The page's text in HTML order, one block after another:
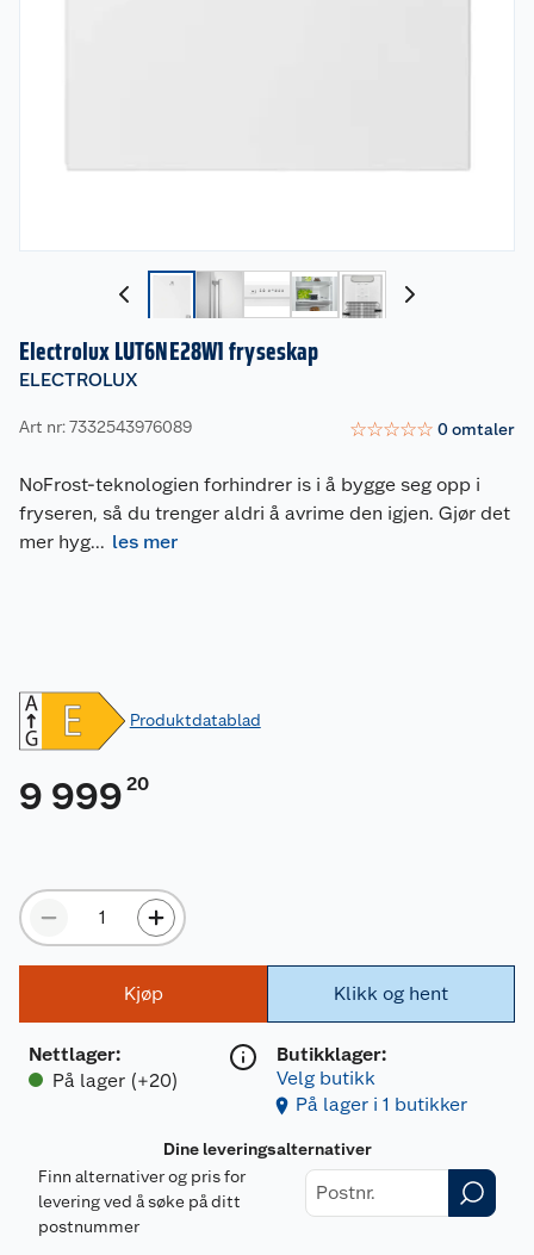
Electrolux LUT6NE28W1 fryseskap
ELECTROLUX
Art nr: 7332543976089 ☆☆☆☆☆ 0omtaler
NoFrost-teknologien forhindrer is i å bygge seg opp i
fryseren, så du trenger aldri å avrime den igjen. Gjør det
mer hyg... les mer
Produktdatablad
9 999 20
Kjøp
Nettlager:
På lager (+20)
Klikk og hent
Butikklager:
Velg butikk
På lager i 1 butikker
Dine leveringsalternativer
Finn alternativer og pris for
levering ved å søke på ditt
postnummer